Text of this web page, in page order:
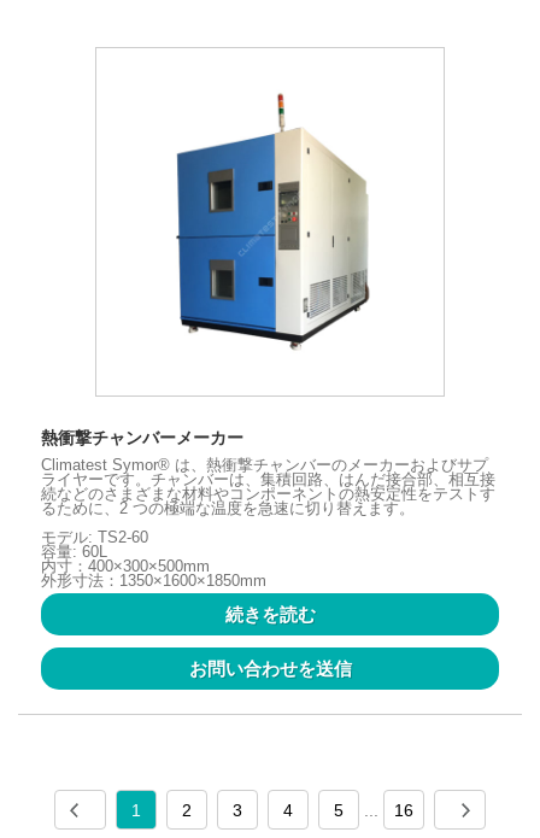
熱衝撃チャンバーメーカー
Climatest Symor® は、熱衝撃チャンバーのメーカーおよびサプ
ライヤーです。チャンバーは、集積回路、はんだ接合部、相互接
続などのさまざまな材料やコンポーネントの熱安定性をテストす
るために、2 つの極端な温度を急速に切り替えます。
モデル: TS2-60
容量: 60L
内寸：400×300×500mm
外形寸法：1350×1600×1850mm
続きを読む
お問い合わせを送信
1 2 3 4 5 16